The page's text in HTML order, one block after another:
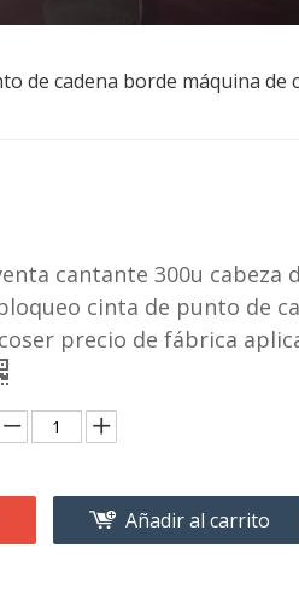
de cadena borde máquina de
cantante 300u cabeza
cinta de punto de
precio de fábrica
Añadir al carrito